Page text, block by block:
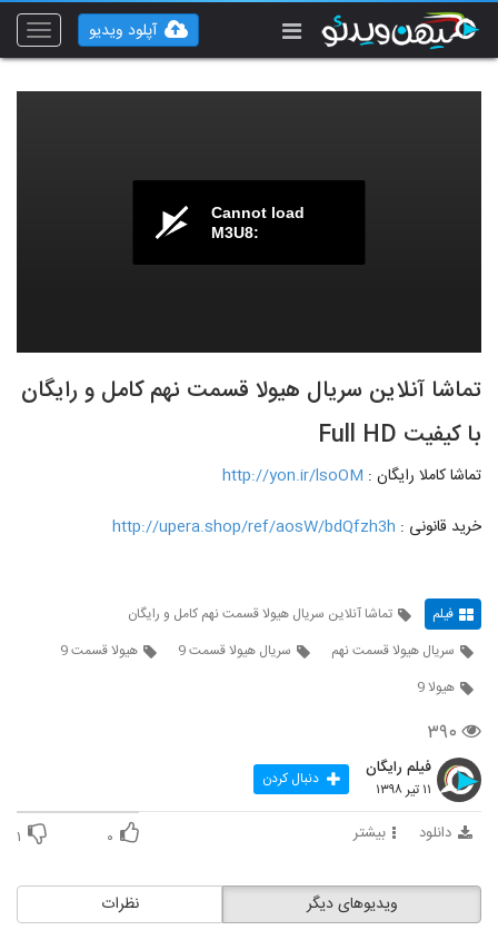
Toggle
آپلود ویدیو
Cannot load
M3U8:
تماشا آنلاین سریال هیولا قسمت نهم کامل و رایگان
با کیفیت Full HD
تماشا کاملا رایگان : http://yon.ir/lsoOM
خرید قانونی : http://upera.shop/ref/aosW/bdQfzh3h
فیلم
تماشا آنلاین سریال هیولا قسمت نهم کامل و رایگان
سریال هیولا قسمت نهم
سریال هیولا قسمت 9
هیولا قسمت 9
هیولا 9
۳۹۰
فیلم رایگان
۱۱ تیر ۱۳۹۸ دنبال کردن
دانلود بیشتر ۰ ۱
نظرات ویدیوهای دیگر